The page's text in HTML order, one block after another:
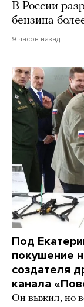
В России
бензина
9 часов назад
Под
покушение
создателя
канала
Он выжил, но